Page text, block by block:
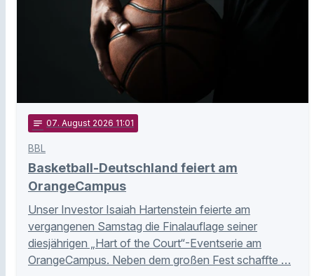
notes 07. August 2026 11:01
BBL
Basketball-Deutschland feiert am
OrangeCampus
Unser Investor Isaiah Hartenstein feierte am
vergangenen Samstag die Finalauflage seiner
diesjährigen „Hart of the Court“-Eventserie am
OrangeCampus. Neben dem großen Fest schaffte …